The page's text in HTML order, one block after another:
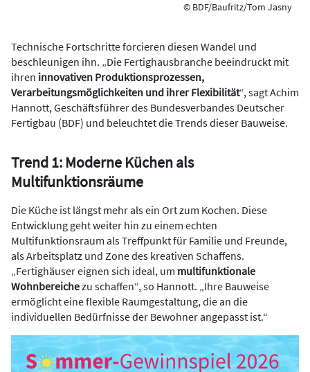
© BDF/Baufritz/Tom Jasny
Technische Fortschritte forcieren diesen Wandel und
beschleunigen ihn. „Die Fertighausbranche beeindruckt mit
ihren innovativen Produktionsprozessen,
Verarbeitungsmöglichkeiten und ihrer Flexibilität“, sagt Achim
Hannott, Geschäftsführer des Bundesverbandes Deutscher
Fertigbau (BDF) und beleuchtet die Trends dieser Bauweise.
Trend 1: Moderne Küchen als
Multifunktionsräume
Die Küche ist längst mehr als ein Ort zum Kochen. Diese
Entwicklung geht weiter hin zu einem echten
Multifunktionsraum als Treffpunkt für Familie und Freunde,
als Arbeitsplatz und Zone des kreativen Schaffens.
„Fertighäuser eignen sich ideal, um multifunktionale
Wohnbereichezu schaffen“, so Hannott. „Ihre Bauweise
ermöglicht eine flexible Raumgestaltung, die an die
individuellen Bedürfnisse der Bewohner angepasst ist.“